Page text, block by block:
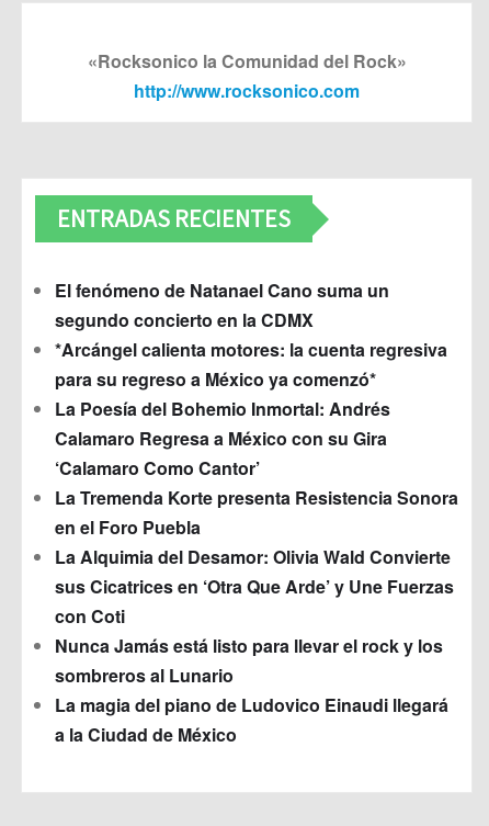
«Rocksonico la Comunidad del Rock»
http://www.rocksonico.com
ENTRADAS RECIENTES
El fenómeno de Natanael Cano suma un
segundo concierto en la CDMX
*Arcángel calienta motores: la cuenta regresiva
para su regreso a México ya comenzó*
La Poesía del Bohemio Inmortal: Andrés
Calamaro Regresa a México con su Gira
‘Calamaro Como Cantor’
La Tremenda Korte presenta Resistencia Sonora
en el Foro Puebla
La Alquimia del Desamor: Olivia Wald Convierte
sus Cicatrices en ‘Otra Que Arde’ y Une Fuerzas
con Coti
Nunca Jamás está listo para llevar el rock y los
sombreros al Lunario
La magia del piano de Ludovico Einaudi llegará
a la Ciudad de México